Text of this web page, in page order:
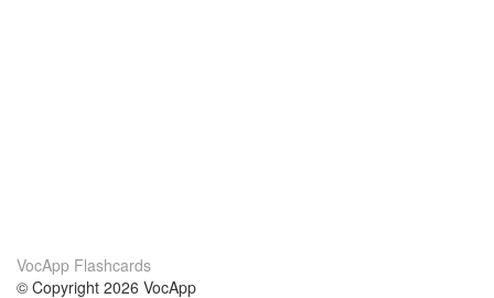
VocApp Flashcards
© Copyright 2026 VocApp